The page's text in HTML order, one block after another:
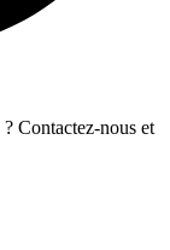
Contactez-nous et